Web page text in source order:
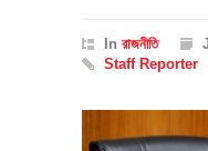
In রাজনীতি
Staff Reporter